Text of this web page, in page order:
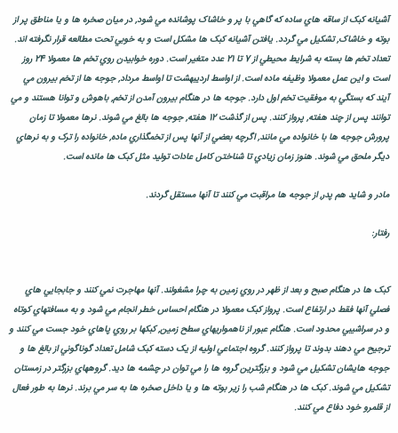
آشيانه کبک از ساقه هاي ساده که گاهي با پر و خاشاک پوشانده مي شود, در ميان صخره ها و يا مناطق پر از
بوته و خاشاک, تشکيل مي گردد. يافتن آشيانه کبک ها مشکل است و به خوبي تحت مطالعه قرار نگرفته اند.
تعداد تخم ها بسته به شرايط محيطي از 7 تا 21 عدد متغير است. دوره خوابيدن روي تخم ها معمولا 24 روز
است و اين عمل معمولا وظيفه ماده است. از اواسط ارديبهشت تا اواسط مرداد, جوجه ها از تخم بيرون مي
آيند که بستگي به موفقيت تخم اول دارد. جوجه ها در هنگام بيرون آمدن از تخم, باهوش و توانا هستند و مي
توانند پس از چند هفته, پرواز کنند. پس از گذشت 12 هفته, جوجه ها بالغ مي شوند. نرها معمولا تا زمان
پرورش جوجه ها با خانواده مي مانند, اگرچه بعضي از آنها پس از تخمگذاري ماده, خانواده را ترک و به نرهاي
ديگر ملحق مي شوند. هنوز زمان زيادي تا شناختن کامل عادات توليد مثل کبک ها مانده است.
مادر و شايد هم پدر, از جوجه ها مراقبت مي کنند تا آنها مستقل گردند.
رفتار:
کبک ها در هنگام صبح و بعد از ظهر در روي زمين به چرا مشغولند. آنها مهاجرت نمي کنند و جابجايي هاي
فصلي آنها فقط در ارتفاع است. پرواز کبک معمولا در هنگام احساس خطر انجام مي شود و به مسافتهاي کوتاه
و در سراشيبي محدود است. هنگام عبور از ناهمواريهاي سطح زمين, کبکها بر روي پاهاي خود جست مي کنند و
ترجيح مي دهند بدوند تا پرواز کنند. گروه اجتماعي اوليه از يک دسته کبک شامل تعداد گوناگوني از بالغ ها و
جوجه هايشان تشکيل مي شود و بزرگترين گروه ها را مي توان در چشمه ها ديد. گروههاي بزرگتر در زمستان
تشکيل مي شوند. کبک ها در هنگام شب را زير بوته ها و يا داخل صخره ها به سر مي برند. نرها به طور فعال
از قلمرو خود دفاع مي کنند.